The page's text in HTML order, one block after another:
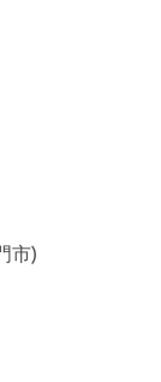
市)